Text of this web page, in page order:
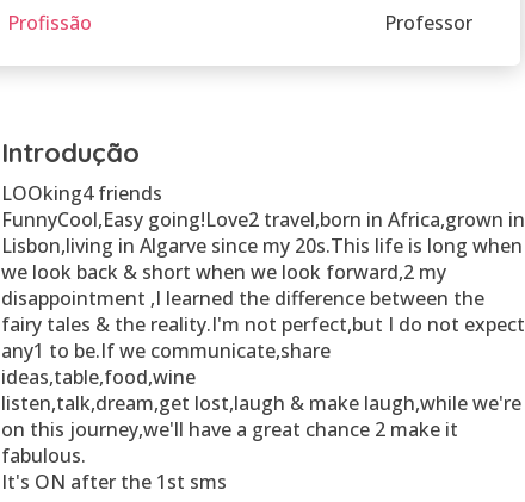
Profissão Professor
Introdução
LOOking4 friends
FunnyCool,Easy going!Love2 travel,born in Africa,grown in
Lisbon,living in Algarve since my 20s.This life is long when
we look back & short when we look forward,2 my
disappointment ,I learned the difference between the
fairy tales & the reality.I'm not perfect,but I do not expect
any1 to be.If we communicate,share
ideas,table,food,wine
listen,talk,dream,get lost,laugh & make laugh,while we're
on this journey,we'll have a great chance 2 make it
fabulous.
It's ON after the 1st sms